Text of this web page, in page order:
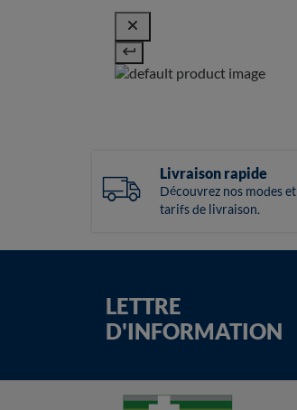
Livraison rapide
Découvrez nos modes et
tarifs de livraison.
LETTRE
D'INFORMATION